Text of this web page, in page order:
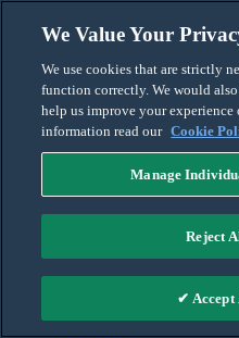
Français
English
For the Pro
Accueil
We Value Your
We use cookies that are strictly
function correctly. We would
help us improve your experience
information read our Cookie
Manage
Reject
✔ Accept